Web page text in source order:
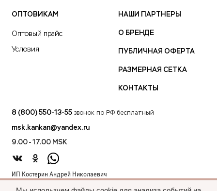
ОПТОВИКАМ
Оптовый прайс
Условия
НАШИ ПАРТНЕРЫ
О БРЕНДЕ
ПУБЛИЧНАЯ ОФЕРТА
РАЗМЕРНАЯ СЕТКА
КОНТАКТЫ
8 (800) 550-13-55 звонок по РФ бесплатный
msk.kankan@yandex.ru
9.00 - 17.00 MSK
ИП Костерин Андрей Николаевич